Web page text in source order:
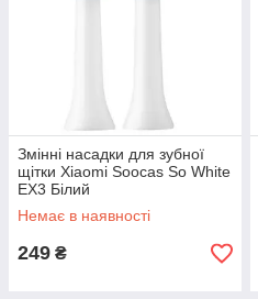
Змінні насадки для зубної
щітки Xiaomi Soocas So White
EX3 Білий
Немає в наявності
249 ₴